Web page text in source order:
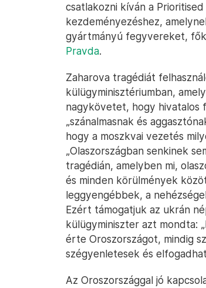
csatlakozni kíván a
kezdeményezéshez,
gyártmányú fegyvereket,
Pravda.
Zaharova tragédiát
külügyminisztériumban,
nagykövetet, hogy hivatalos
„szánalmasnak és
hogy a moszkvai vezetés
„Olaszországban senkinek
tragédián, amelyben mi,
és minden körülmények
leggyengébbek, a
Ezért támogatjuk az ukrán
külügyminiszter azt mondta:
érte Oroszországot, mindig
szégyenletesek és
Az Oroszországgal jó